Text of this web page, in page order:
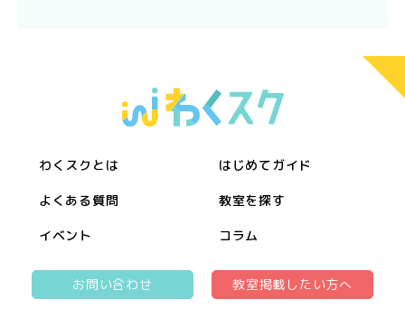
わくスクとは はじめてガイド
よくある質問 教室を探す
イベント コラム
お問い合わせ 教室掲載したい方へ